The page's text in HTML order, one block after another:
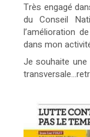
Très engagé
du Conseil
l’amélioration
dans mon
Je souhaite